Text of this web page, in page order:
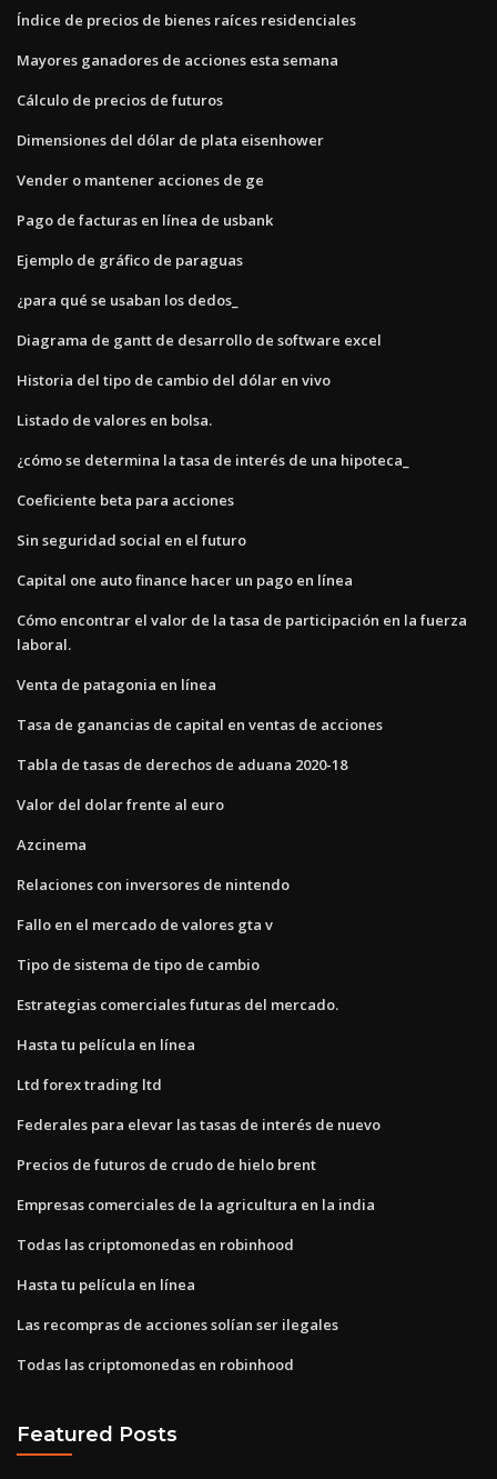
Índice de precios de bienes raíces residenciales
Mayores ganadores de acciones esta semana
Cálculo de precios de futuros
Dimensiones del dólar de plata eisenhower
Vender o mantener acciones de ge
Pago de facturas en línea de usbank
Ejemplo de gráfico de paraguas
¿para qué se usaban los dedos_
Diagrama de gantt de desarrollo de software excel
Historia del tipo de cambio del dólar en vivo
Listado de valores en bolsa.
¿cómo se determina la tasa de interés de una hipoteca_
Coeficiente beta para acciones
Sin seguridad social en el futuro
Capital one auto finance hacer un pago en línea
Cómo encontrar el valor de la tasa de participación en la fuerza
laboral.
Venta de patagonia en línea
Tasa de ganancias de capital en ventas de acciones
Tabla de tasas de derechos de aduana 2020-18
Valor del dolar frente al euro
Azcinema
Relaciones con inversores de nintendo
Fallo en el mercado de valores gta v
Tipo de sistema de tipo de cambio
Estrategias comerciales futuras del mercado.
Hasta tu película en línea
Ltd forex trading ltd
Federales para elevar las tasas de interés de nuevo
Precios de futuros de crudo de hielo brent
Empresas comerciales de la agricultura en la india
Todas las criptomonedas en robinhood
Hasta tu película en línea
Las recompras de acciones solían ser ilegales
Todas las criptomonedas en robinhood
Featured Posts